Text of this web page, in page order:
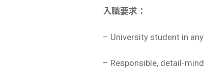
入職要求：
– University student in
– Responsible, detail-